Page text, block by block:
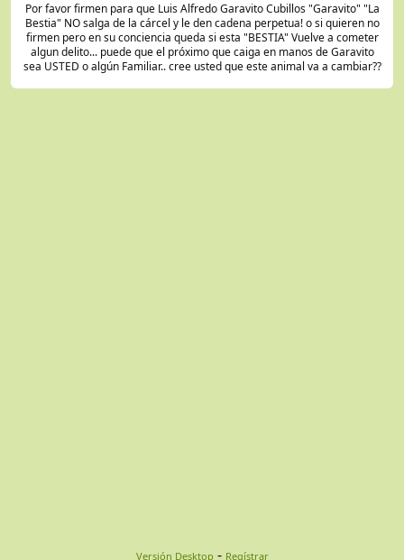
Por favor firmen para que Luis Alfredo Garavito Cubillos "Garavito" "La
Bestia" NO salga de la cárcel y le den cadena perpetua! o si quieren no
firmen pero en su conciencia queda si esta "BESTIA" Vuelve a cometer
algun delito... puede que el próximo que caiga en manos de Garavito
sea USTED o algún Familiar.. cree usted que este animal va a cambiar??
Versión Desktop - Regístrar